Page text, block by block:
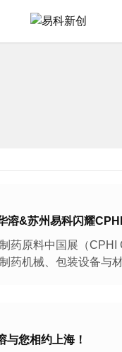
溶&苏州易科闪耀
药原料中国展（CPHI
药机械、包装设备与
世界各地的医药专业人
与您相约上海！